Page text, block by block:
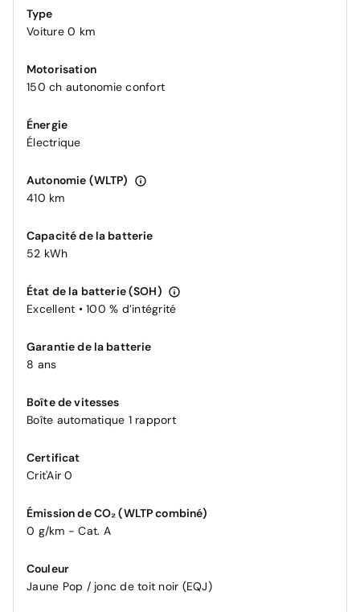
Type
Voiture 0 km
Motorisation
150 ch autonomie confort
Énergie
Électrique
Autonomie (WLTP)
410 km
Capacité de la batterie
52 kWh
État de la batterie (SOH)
Excellent • 100 % d’intégrité
Garantie de la batterie
8 ans
Boîte de vitesses
Boîte automatique 1 rapport
Certificat
Crit'Air 0
Émission de CO₂ (WLTP combiné)
0 g/km - Cat. A
Couleur
Jaune Pop / jonc de toit noir (EQJ)